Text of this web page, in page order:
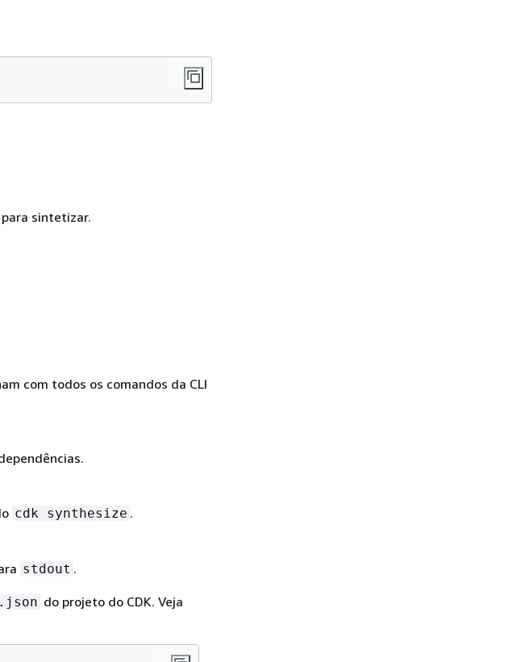
sintetizar.
com todos os comandos da CLI
cdk synthesize .
stdout .
do projeto do CDK. Veja